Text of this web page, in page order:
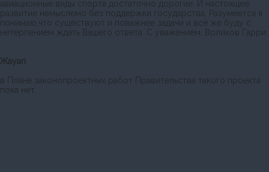
авиационные виды спорта достаточно дорогие. И настоящее
развитие немыслемо без поддержки государства. Разумеется я
понимаю,что существуют и поважнее задачи и всё же буду с
нетерпением ждать Вашего ответа. С уважением. Воликов Гарри.
Жауап
в Плане законопроектных работ Правительства такого проекта
пока нет.